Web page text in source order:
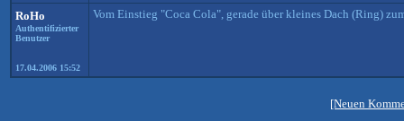
RoHo
Authentifizierter
Benutzer
17.04.2006 15:52
Vom Einstieg "Coca Cola", gerade über kleines Dach (Ring)
[Neuen